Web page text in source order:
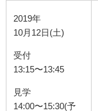
2019年
10月12日(土)
受付
13:15〜13:45
見学
14:00〜15:30(予